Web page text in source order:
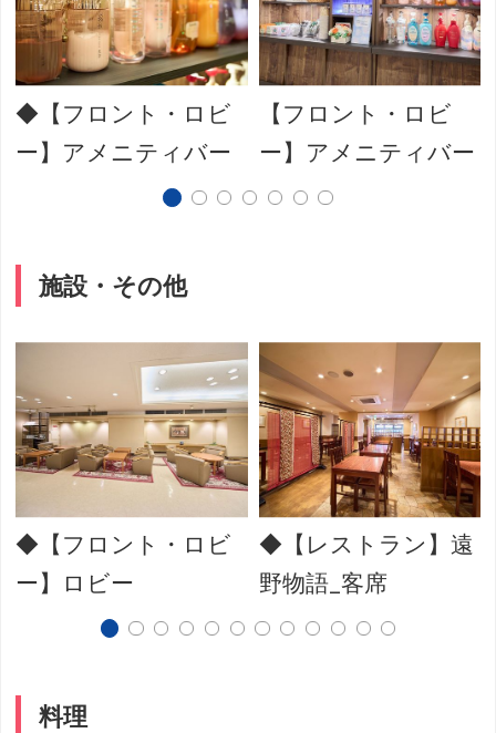
◆【フロント・ロビ
ー】アメニティバー
【フロント・ロビ
ー】アメニティバー
施設・その他
◆【フロント・ロビ
ー】ロビー
◆【レストラン】遠
野物語_客席
料理